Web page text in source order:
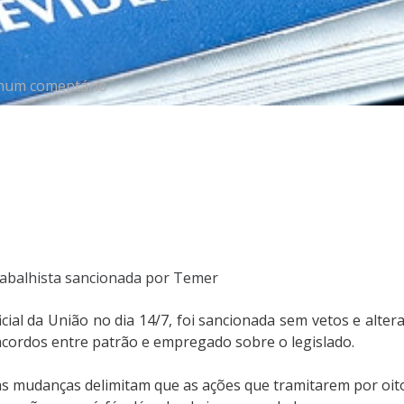
comentário
sancionada por Temer
da União no dia 14/7, foi sancionada sem vetos e
entre patrão e empregado sobre o legislado.
mudanças delimitam que as ações que tramitarem por